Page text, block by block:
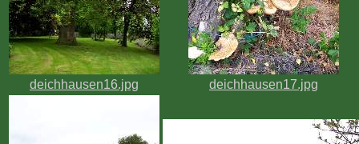
deichhausen16.jpg deichhausen17.jpg